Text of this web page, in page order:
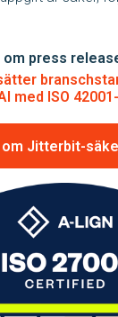
om press
med ISO
om Jitterbit-